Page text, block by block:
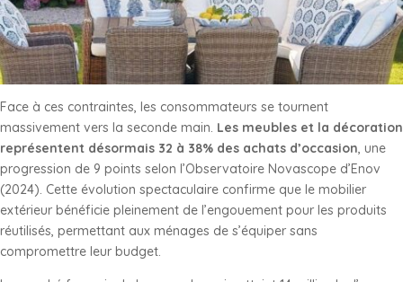
Face à ces contraintes, les consommateurs se tournent
massivement vers la seconde main. Les meubles et la décoration
représentent désormais 32 à 38% des achats d’occasion, une
progression de 9 points selon l’Observatoire Novascope d’Enov
(2024). Cette évolution spectaculaire confirme que le mobilier
extérieur bénéficie pleinement de l’engouement pour les produits
réutilisés, permettant aux ménages de s’équiper sans
compromettre leur budget.